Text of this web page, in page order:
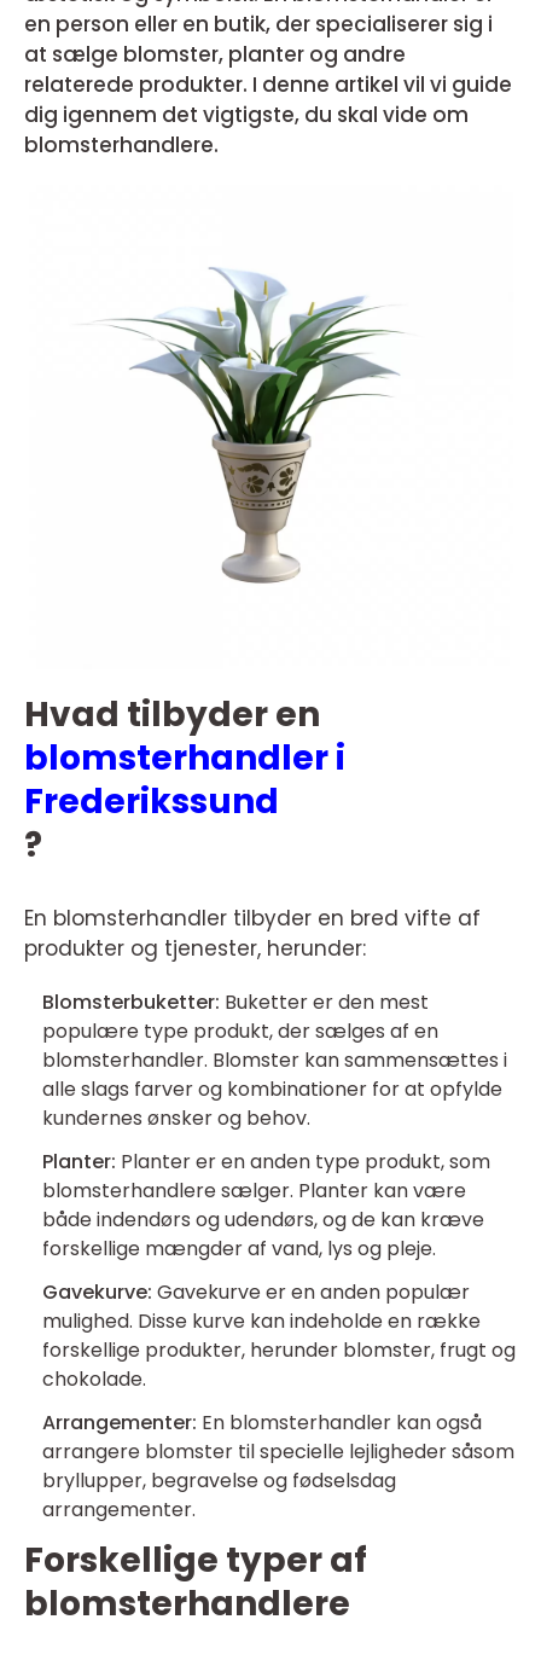
en person eller en butik, der specialiserer sig i
at sælge blomster, planter og andre
relaterede produkter. I denne artikel vil vi guide
dig igennem det vigtigste, du skal vide om
blomsterhandlere.
Hvad tilbyder en
blomsterhandler i
Frederikssund
?
En blomsterhandler tilbyder en bred vifte af
produkter og tjenester, herunder:
Blomsterbuketter: Buketter er den mest
populære type produkt, der sælges af en
blomsterhandler. Blomster kan sammensættes i
alle slags farver og kombinationer for at opfylde
kundernes ønsker og behov.
Planter: Planter er en anden type produkt, som
blomsterhandlere sælger. Planter kan være
både indendørs og udendørs, og de kan kræve
forskellige mængder af vand, lys og pleje.
Gavekurve: Gavekurve er en anden populær
mulighed. Disse kurve kan indeholde en række
forskellige produkter, herunder blomster, frugt og
chokolade.
Arrangementer: En blomsterhandler kan også
arrangere blomster til specielle lejligheder såsom
bryllupper, begravelse og fødselsdag
arrangementer.
Forskellige typer af
blomsterhandlere